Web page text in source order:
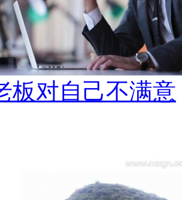
板对自己不满意